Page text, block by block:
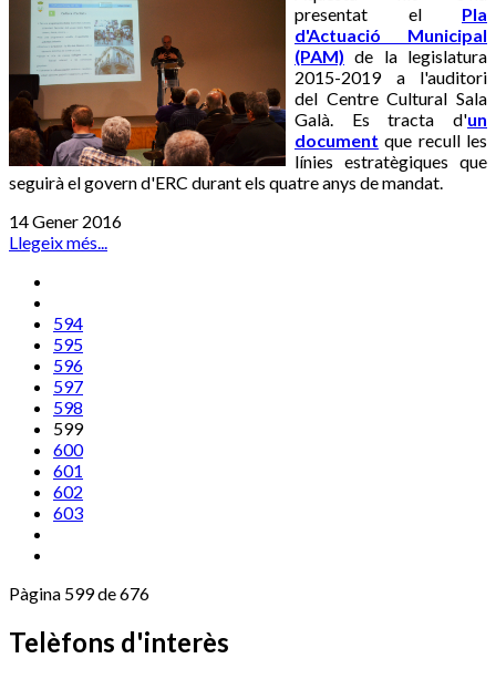
presentat el Pla
d'Actuació Municipal
(PAM) de la legislatura
2015-2019 a l'auditori
del Centre Cultural Sala
Galà. Es tracta d'un
document que recull les
línies estratègiques que
seguirà el govern d'ERC durant els quatre anys de mandat.
14 Gener 2016
Llegeix més...
594
595
596
597
598
599
600
601
602
603
Pàgina 599 de 676
Telèfons d'interès